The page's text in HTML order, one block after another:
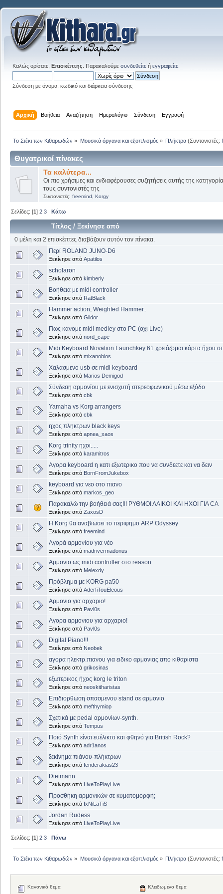
Καλώς ορίσατε, Επισκέπτης . Παρακαλούμε συνδεθείτε ή εγγραφείτε
Σύνδεση με όνομα, κωδικό και διάρκεια σύνδεσης
Αρχική Βοήθεια Αναζήτηση Ημερολόγιο Σύνδεση Εγγραφή
Το Στέκι των Κιθαρωδών » Μουσικά όργανα και εξοπλισμός» Πλήκτρα(Συντονιστές:
Θυγατρικοί πίνακες
Τα καλύτερα...
Οι πιο χρήσιμες και ενδιαφέρουσες συζητήσεις αυτής της
τους συντονιστές της
Συντονιστές: freemind Korgy
Σελίδες: [1]2 3 Κάτω
Τίτλος /Ξεκίνησε από
0 μέλη και 2 επισκέπτες διαβάζουν αυτόν τον πίνακα.
Περί ROLAND JUNO-D6
Ξεκίνησε από Apatilos
scholaron
Ξεκίνησε από kimberly
Βοήθεια με midi controller
Ξεκίνησε από RatBlack
Hammer action, Weighted Hammer..
Ξεκίνησε από Gildor
Πως κανομε midi medley στο PC (οχι Live)
Ξεκίνησε από nord_cape
Midi Keyboard Novation Launchkey 61 χρειάζομαι κάρτα ήχου
Ξεκίνησε από mixanobios
Χαλασμενο usb σε midi keyboard
Ξεκίνησε από Marios Demigod
Σύνδεση αρμονίου με ενισχυτή στερεοφωνικού μέσω εξόδο
Ξεκίνησε από cbk
Yamaha vs Korg arrangers
Ξεκίνησε από cbk
ηχος πληκτρων black keys
Ξεκίνησε από apnea_xaos
Korg trinity ηχοι.....
Ξεκίνησε από karamitros
Αγορα keyboard η κατι εξωτερικο που να συνδεετε και να δειν
Ξεκίνησε από BornFromJukebox
keyboard για νεο στο πιανο
Ξεκίνησε από markos_geo
Παρακαλώ την βοήθειά σας!!! ΡΥΘΜΟΙ ΛΑΙΚΟΙ ΚΑΙ ΗΧΟΙ ΓΙΑ CA
Ξεκίνησε από ZaxosD
Η Korg θα αναβιωσει το περιφημο ARP Odyssey
Ξεκίνησε από freemind
Αγορά αρμονίου για νέο
Ξεκίνησε από madrivermadonus
Aρμονιο ως midi controller στο reason
Ξεκίνησε από Μelexdy
Πρόβλημα με KORG pa50
Ξεκίνησε από AderfiTouEleous
Αρμονιο για αρχαριο!
Ξεκίνησε από Pavl0s
Αγορα αρμονιου για αρχαριο!
Ξεκίνησε από Pavl0s
Digital Piano!!!
Ξεκίνησε από Neobek
αγορα ηλεκτρ.πιανου για ειδικο αρμονιας απο κιθαριστα
Ξεκίνησε από grikosinas
εξωτερικος ήχος korg le triton
Ξεκίνησε από neoskitharistas
Επιδιορθωση σπασμενου stand σε αρμονιο
Ξεκίνησε από mefthymiop
Σχετικά με pedal αρμονίων-synth.
Ξεκίνησε από Tempus
Ποιό Synth είναι ευέλικτο και φθηνό για British Rock?
Ξεκίνησε από adr1anos
ξεκίνημα πιάνου-πλήκτρων
Ξεκίνησε από fenderakias23
Dietmann
Ξεκίνησε από LiveToPlayLive
Προσθήκη αρμονικών σε κυματομορφή;
Ξεκίνησε από IxNiLaTiS
Jordan Rudess
Ξεκίνησε από LiveToPlayLive
Σελίδες: [1]2 3 Πάνω
Το Στέκι των Κιθαρωδών » Μουσικά όργανα και εξοπλισμός» Πλήκτρα(Συντονιστές:
Κανονικό θέμα
Κλειδωμένο θέμα